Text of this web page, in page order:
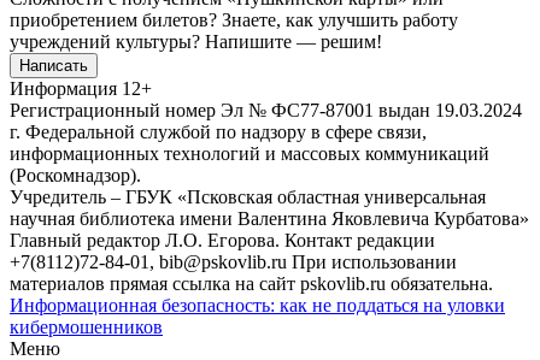
приобретением билетов? Знаете, как улучшить работу
учреждений культуры? Напишите — решим!
Написать
Информация 12+
Регистрационный номер Эл № ФС77-87001 выдан 19.03.2024
г. Федеральной службой по надзору в сфере связи,
информационных технологий и массовых коммуникаций
(Роскомнадзор).
Учредитель – ГБУК «Псковская областная универсальная
научная библиотека имени Валентина Яковлевича Курбатова»
Главный редактор Л.О. Егорова. Контакт редакции
+7(8112)72-84-01, bib@pskovlib.ru При использовании
материалов прямая ссылка на сайт pskovlib.ru обязательна.
Информационная безопасность: как не поддаться на уловки
кибермошенников
Меню